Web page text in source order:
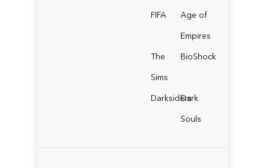
FIFA
Age of
Empires
The
Sims
BioShock
Darksiders
Dark
Souls